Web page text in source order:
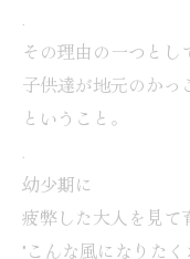
その理由の一つとし
子供達が地元のかっ
ということ。
幼少期に
疲弊した大人を見て
"こんな風になりた